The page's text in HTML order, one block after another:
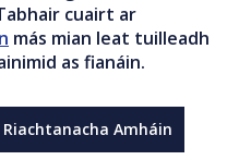
cuairt ar
más mian leat tuilleadh
as fianáin.
Riachtanacha Amháin